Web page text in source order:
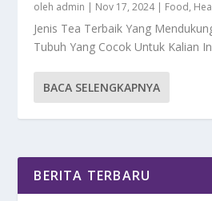
oleh admin | Nov 17, 2024| Food,
Jenis Tea Terbaik Yang
Tubuh Yang Cocok Untuk Kalian
BACA SELENGKAPNYA
BERITA TERBARU